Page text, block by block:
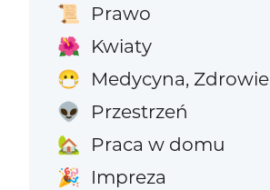
📜 Prawo
🌺 Kwiaty
😷 Medycyna, Zdrowie
👽 Przestrzeń
🏡 Praca w domu
🎉 Impreza